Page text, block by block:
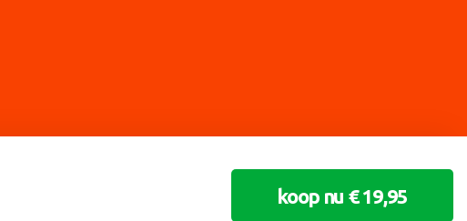
koop nu € 19,95